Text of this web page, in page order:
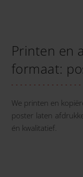
Printen en
formaat:
We printen en
poster laten
én kwalitatief.